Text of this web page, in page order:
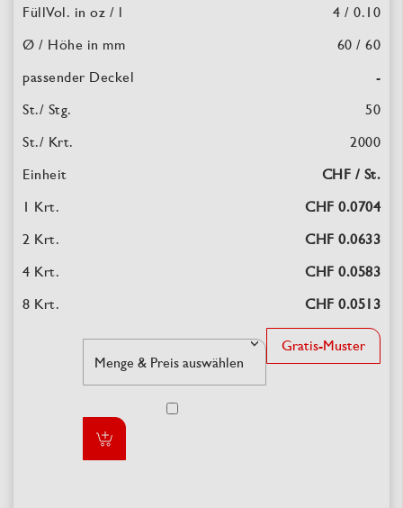
4 / 0.10
60 / 60
-
50
2000
CHF / St.
CHF 0.0704
CHF 0.0633
CHF 0.0583
CHF 0.0513
Gratis-Muster